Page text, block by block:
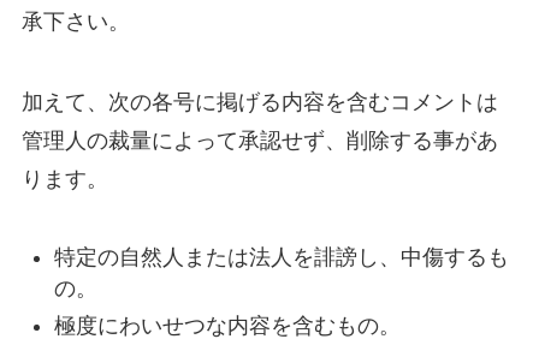
承下さい。
加えて、次の各号に掲げる内容を含むコメントは
管理人の裁量によって承認せず、削除する事があ
ります。
特定の自然人または法人を誹謗し、中傷するも
の。
極度にわいせつな内容を含むもの。